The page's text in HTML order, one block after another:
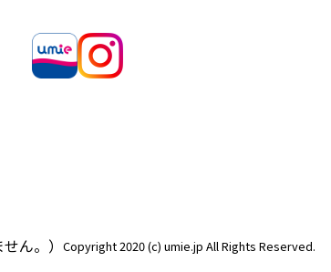
ん。） Copyright 2020 (c) umie.jp All Rights Reserved.